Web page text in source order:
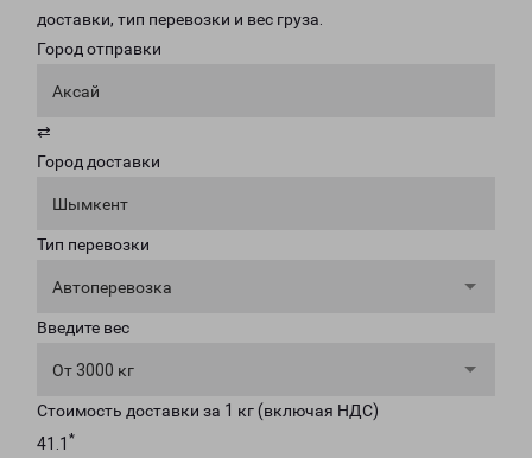
доставки, тип перевозки и вес груза.
Город отправки
Аксай
⇄
Город доставки
Шымкент
Тип перевозки
Автоперевозка
Введите вес
От 3000 кг
Стоимость доставки за 1 кг (включая НДС)
41.1 *